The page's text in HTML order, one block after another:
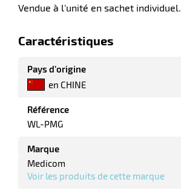
Vendue à l'unité en sachet individuel.
Caractéristiques
Pays d’origine
en CHINE
Référence
WL-PMG
Marque
Medicom
Voir les produits de cette marque